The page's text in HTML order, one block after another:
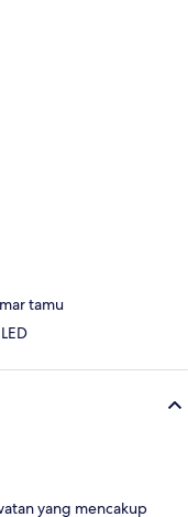
tamu
yang mencakup